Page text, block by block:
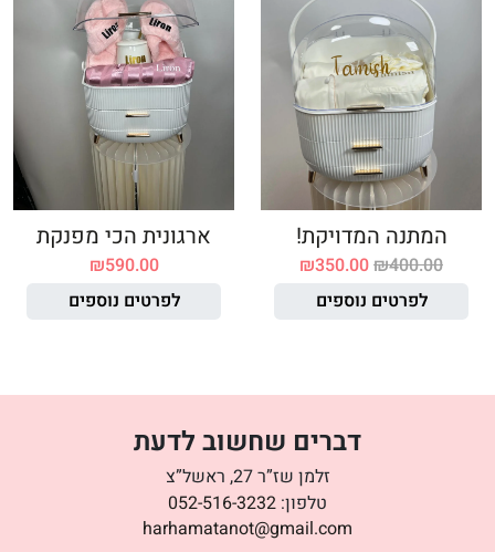
המתנה המדויקת!
₪400.00
₪350.00
לפרטים נוספים
ארגונית הכי מפנקת
₪590.00
לפרטים נוספים
דברים שחשוב לדעת
זלמן שז”ר 27, ראשל”צ
טלפון: 052-516-3232
harhamatanot@gmail.com